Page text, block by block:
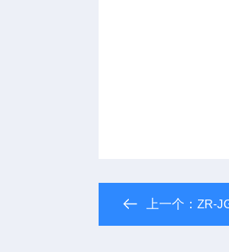
上一个：ZR-